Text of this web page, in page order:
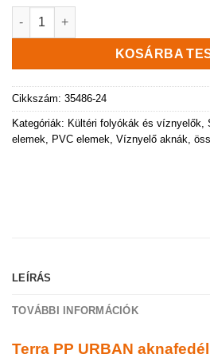
Terra PP URBAN aknafedél
KOSÁRBA
Cikkszám: 35486-24
Kategóriák: Kültéri folyókák és víznyelők
elemek, PVC elemek Víznyelő aknák,
LEÍRÁS
TOVÁBBI INFORMÁCIÓK
Terra PP URBAN